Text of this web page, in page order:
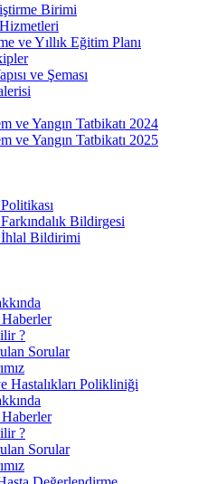
Birimi
ve Yıllık Eğitim Planı
ve Şeması
ve Yangın Tatbikatı 2024
ve Yangın Tatbikatı 2025
Bildirgesi
Bildirimi
?
Sorular
Hastalıkları Polikliniği
?
Sorular